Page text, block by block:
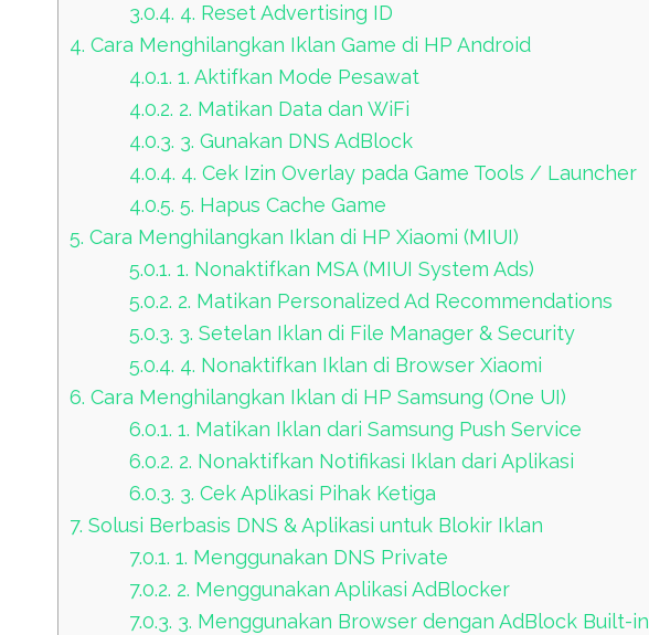
3.0.4. 4. Reset Advertising ID
4. Cara Menghilangkan Iklan Game di HP Android
4.0.1. 1. Aktifkan Mode Pesawat
4.0.2. 2. Matikan Data dan WiFi
4.0.3. 3. Gunakan DNS AdBlock
4.0.4. 4. Cek Izin Overlay pada Game Tools / Launcher
4.0.5. 5. Hapus Cache Game
5. Cara Menghilangkan Iklan di HP Xiaomi (MIUI)
5.0.1. 1. Nonaktifkan MSA (MIUI System Ads)
5.0.2. 2. Matikan Personalized Ad Recommendations
5.0.3. 3. Setelan Iklan di File Manager & Security
5.0.4. 4. Nonaktifkan Iklan di Browser Xiaomi
6. Cara Menghilangkan Iklan di HP Samsung (One UI)
6.0.1. 1. Matikan Iklan dari Samsung Push Service
6.0.2. 2. Nonaktifkan Notifikasi Iklan dari Aplikasi
6.0.3. 3. Cek Aplikasi Pihak Ketiga
7. Solusi Berbasis DNS & Aplikasi untuk Blokir Iklan
7.0.1. 1. Menggunakan DNS Private
7.0.2. 2. Menggunakan Aplikasi AdBlocker
7.0.3. 3. Menggunakan Browser dengan AdBlock Built-in